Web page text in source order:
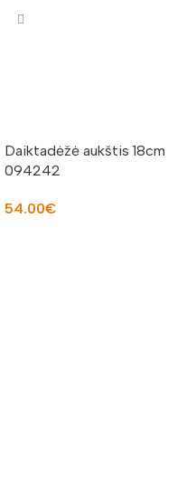
Daiktadėžė aukštis 18cm
094242
54.00€